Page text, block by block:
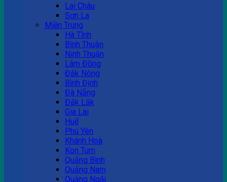
Lai Châu
Sơn La
Miền Trung
Hà Tĩnh
Bình Thuận
Ninh Thuận
Lâm Đồng
Đắk Nông
Bình Định
Đà Nẵng
Đắk Lắk
Gia Lai
Huế
Phú Yên
Khánh Hoà
Kon Tum
Quảng Bình
Quảng Nam
Quảng Ngãi